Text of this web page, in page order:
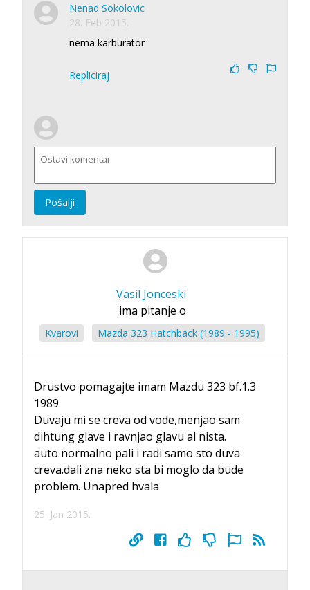
Nenad Sokolovic
28. Feb 2015.
nema karburator
Repliciraj
Pošalji
Vasil Jonceski
ima pitanje o
Kvarovi Mazda 323 Hatchback (1989 - 1995)
Drustvo pomagajte imam Mazdu 323 bf.1.3
1989
Duvaju mi se creva od vode,menjao sam
dihtung glave i ravnjao glavu al nista.
auto normalno pali i radi samo sto duva
creva.dali zna neko sta bi moglo da bude
problem. Unapred hvala
25. Jan 2015.